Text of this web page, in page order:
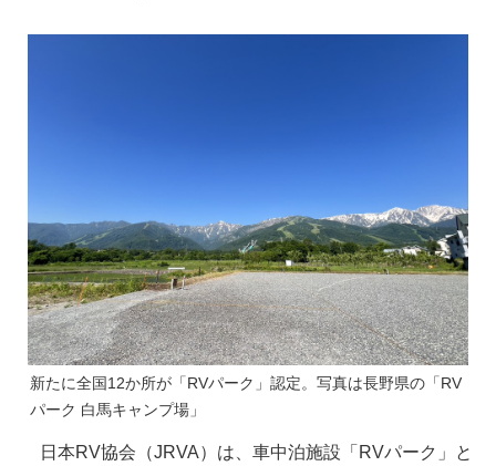
新たに全国12か所が「RVパーク」認定。写真は長野県の「RV
パーク 白馬キャンプ場」
日本RV協会（JRVA）は、車中泊施設「RVパーク」と